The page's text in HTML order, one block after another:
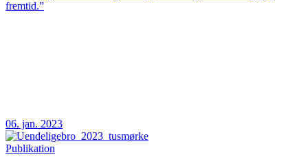
fremtid.”
06. jan. 2023
Publikation